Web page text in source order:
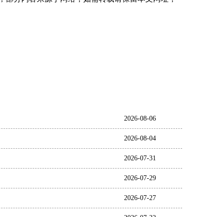
2026-08-06
2026-08-04
2026-07-31
2026-07-29
2026-07-27